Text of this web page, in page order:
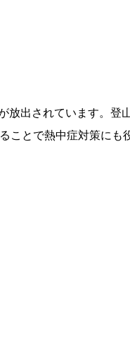
放出されています。登
とで熱中症対策にも